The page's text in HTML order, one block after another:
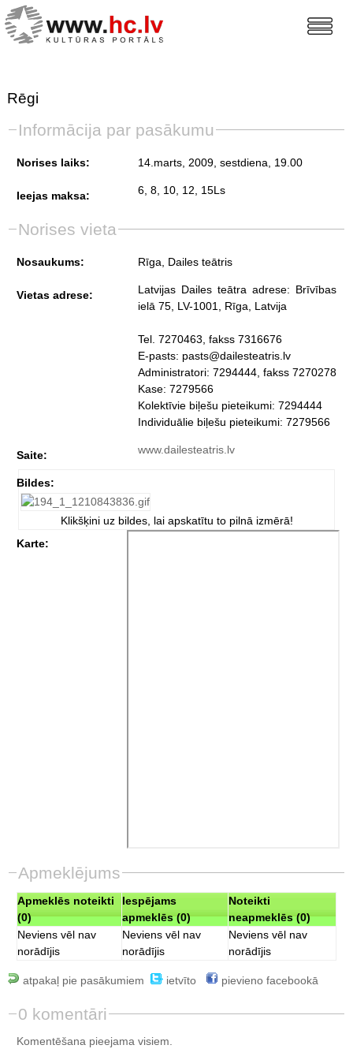
Rēgi
Informācija par pasākumu
Norises laiks: 14.marts, 2009, sestdiena , 19.00
Ieejas maksa: 6, 8, 10, 12, 15Ls
Norises vieta
Nosaukums: Rīga, Dailes teātris
Vietas adrese:
Latvijas Dailes teātra adrese: Brīvības
ielā 75, LV-1001, Rīga, Latvija
Tel. 7270463, fakss 7316676
E-pasts: pasts@dailesteatris.lv
Administratori: 7294444, fakss 7270278
Kase: 7279566
Kolektīvie biļešu pieteikumi: 7294444
Individuālie biļešu pieteikumi: 7279566
Saite: www.dailesteatris.lv
Bildes:
Klikšķini uz bildes, lai apskatītu to pilnā izmērā!
Karte:
Apmeklējums
Apmeklēs noteikti
(0)
Iespējams
apmeklēs (0)
Noteikti
neapmeklēs (0)
Neviens vēl nav
norādījis
Neviens vēl nav
norādījis
Neviens vēl nav
norādījis
atpakaļ pie pasākumiem ietvīto pievieno facebookā
0 komentāri
Komentēšana pieejama visiem.